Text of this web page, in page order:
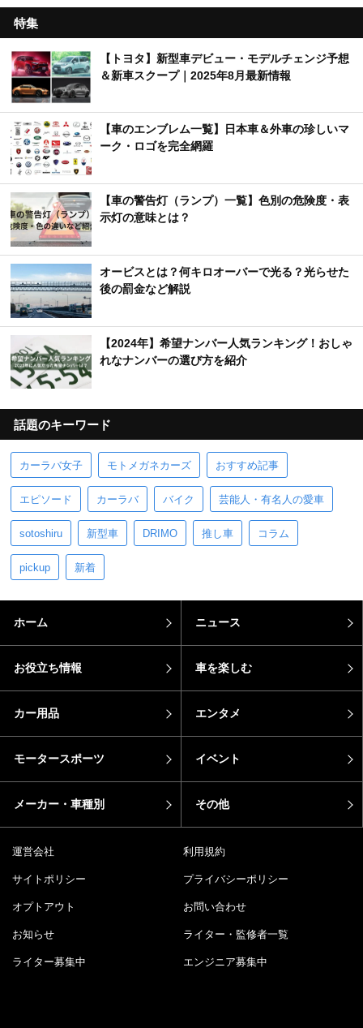
特集
【トヨタ】新型車デビュー・モデルチェンジ予想
＆新車スクープ｜2025年8月最新情報
【車のエンブレム一覧】日本車＆外車の珍しいマ
ーク・ロゴを完全網羅
【車の警告灯（ランプ）一覧】色別の危険度・表
示灯の意味とは？
オービスとは？何キロオーバーで光る？光らせた
後の罰金など解説
【2024年】希望ナンバー人気ランキング！おしゃ
れなナンバーの選び方を紹介
話題のキーワード
カーラバ女子 モトメガネカーズ おすすめ記事
エピソード カーラバ バイク 芸能人・有名人の愛車
sotoshiru 新型車 DRIMO 推し車 コラム
pickup 新着
ホーム ニュース
お役立ち情報 車を楽しむ
カー用品 エンタメ
モータースポーツ イベント
メーカー・車種別 その他
運営会社 利用規約
サイトポリシー プライバシーポリシー
オプトアウト お問い合わせ
お知らせ ライター・監修者一覧
ライター募集中 エンジニア募集中